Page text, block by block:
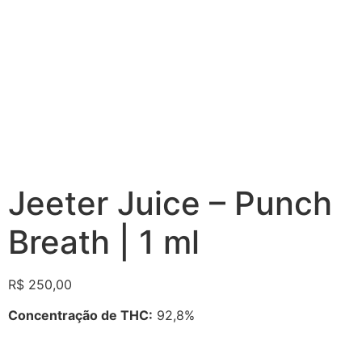
Jeeter Juice – Punch
Breath | 1 ml
R$ 250,00
Concentração de THC: 92,8%